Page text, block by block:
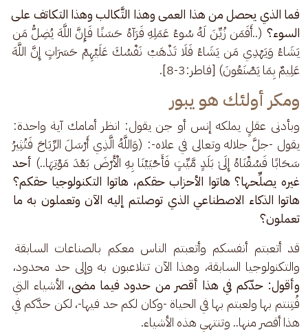
فما الذي يحصل من هذا العمى وهذا التَّكالب وهذا التكاتف على
السوء؟ (..أَفَمَن زُيِّنَ لَهُ سُوءُ عَمَلِهِ فَرَآهُ حَسَنًا فَإِنَّ اللَّهَ يُضِلُّ مَن
يَشَاءُ وَيَهْدِي مَن يَشَاءُ فَلَا تَذْهَبْ نَفْسُكَ عَلَيْهِمْ حَسَرَاتٍ إِنَّ اللَّهَ
عَلِيمٌ بِمَا يَصْنَعُونَ) [فاطر:3-8].
ومكر أولئك هو يبور
وبأدنى عقلٍ يملكه إنس أو جن يقول: انظر أمامك آية واحدة:
يقول -جلَّ جلاله وتعالى في علاه-: (وَاللَّهُ الَّذِي أَرْسَلَ الرِّيَاحَ فَتُثِيرُ
سَحَابًا فَسُقْنَاهُ إِلَىٰ بَلَدٍ مَّيِّتٍ فَأَحْيَيْنَا بِهِ الْأَرْضَ بَعْدَ مَوْتِهَا..) أحد
غيره يصلِّحها؟ هاتوا الأحزاب حقكم، هاتوا التكنولوجيا حقكم؟
هاتوا الذكاء الاصطناعي الذي توصلتم إليه الآن وتعملون به ما
تعملون؟
قد أتعبتم أنفسكم وأتعبتم الناس معكم بالصناعات السابقة
والتكنولوجيا السابقة، وهذا الآن تتلاعبون به وإلى حد محدود،
وأقول: حدّكم في هذا أقصر من حدود فيما مضى، الأشياء التي
فُتِنتم بها ولعبتم بها في الحياة -وكان لكم حد فيها-، لكن حدَّكم في
هذا أقصر منها.. وتنتهي هذه الأشياء.